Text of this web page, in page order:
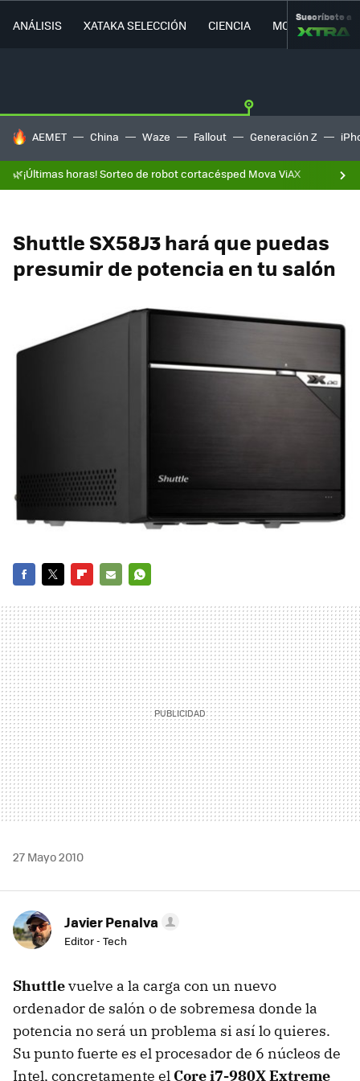
ANÁLISIS XATAKA SELECCIÓN CIENCIA MOVILIDAD
Suscríbete a
HOY SE HABLA DE
AEMET China Waze Fallout Generación Z
🌿¡Últimas horas! Sorteo de robot cortacésped Mova ViAX
Shuttle SX58J3 hará que puedas
presumir de potencia en tu salón
MAIL
27 Mayo 2010
Javier Penalva
Editor - Tech
Shuttlevuelve a la carga con un nuevo
ordenador de salón o de sobremesa donde la
potencia no será un problema si así lo quieres.
Su punto fuerte es el procesador de 6 núcleos de
Intel, concretamente el Core i7-980X Extreme